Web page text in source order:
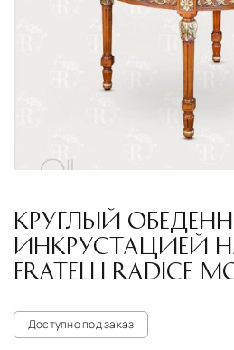
КРУГЛЫЙ
ИНКРУСТАЦИЕЙ
FRATELLI RADICE
Доступно под заказ